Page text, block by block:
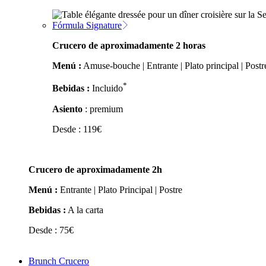
Fórmula Signature
Crucero de aproximadamente 2 horas
Menú : Amuse-bouche | Entrante | Plato principal |
Bebidas : Incluido*
Asiento : premium
Desde : 119€
Crucero de aproximadamente 2h
Menú : Entrante | Plato Principal | Postre
Bebidas : A la carta
Desde : 75€
Brunch Crucero